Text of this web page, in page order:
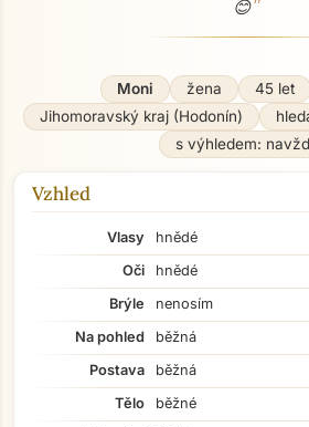
😊”
Moni žena 45 let
Jihomoravský kraj (Hodonín)
s výhledem:
Vzhled
Vlasy
hnědé
Oči
hnědé
Brýle
nenosím
Na pohled
běžná
Postava
běžná
Tělo
běžné